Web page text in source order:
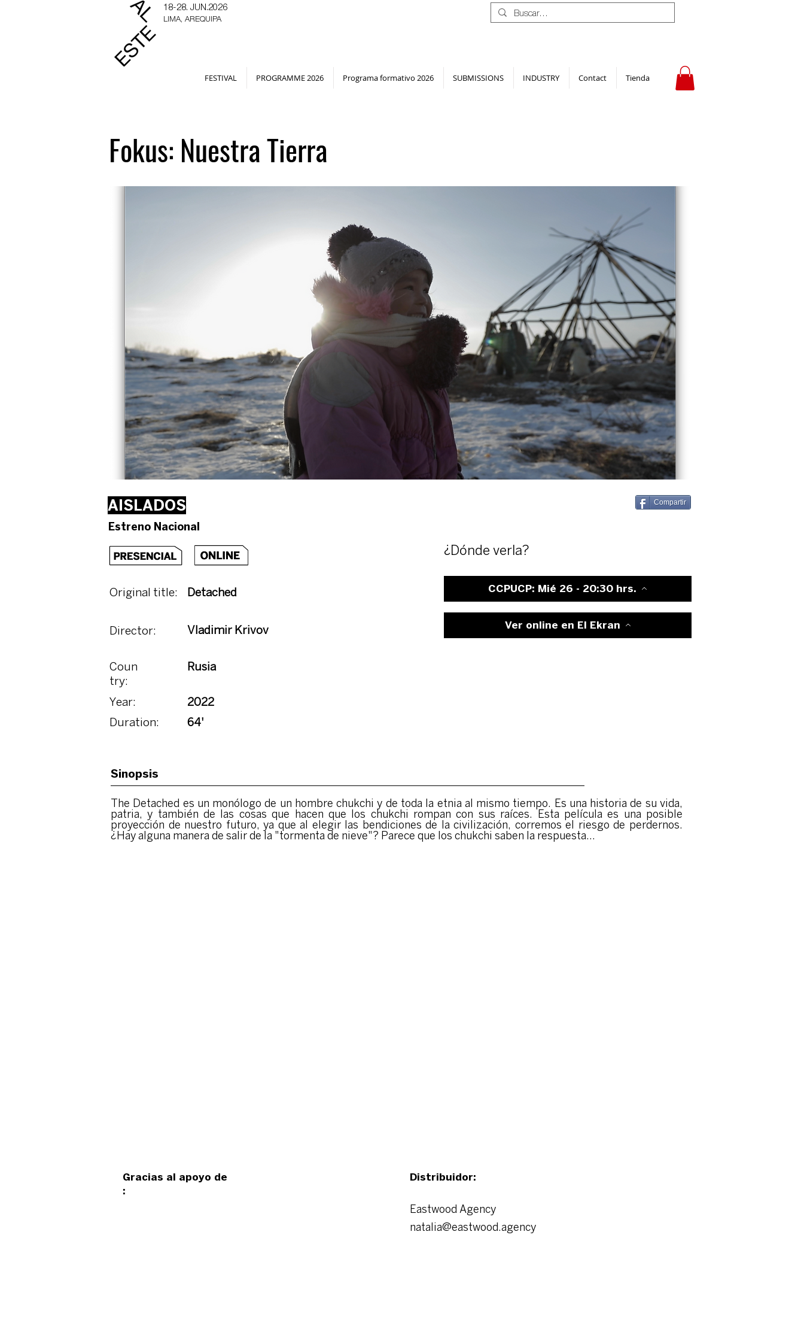
18-28. JUN.2026
LIMA, AREQUIPA
FESTIVAL PROGRAMME 2026 Programa formativo 2026 SUBMISSIONS INDUSTRY Contact Tienda
Fokus: Nuestra Tierra
AISLADOS
Estreno Nacional
Original title:
Director:
Coun
try:
Year:
Duration:
Detached
Vladimir Krivov
Rusia
2022
64'
Compartir
¿Dónde verla?
CCPUCP: Mié 26 - 20:30 hrs.
Ver online en El Ekran
Sinopsis
The Detached es un monólogo de un hombre chukchi y de toda la etnia al mismo tiempo. Es una historia de su vida,
patria, y también de las cosas que hacen que los chukchi rompan con sus raíces. Esta película es una posible
proyección de nuestro futuro, ya que al elegir las bendiciones de la civilización, corremos el riesgo de perdernos.
¿Hay alguna manera de salir de la "tormenta de nieve"? Parece que los chukchi saben la respuesta…
Gracias al apoyo de
:
Distribuidor:
Eastwood Agency
natalia@eastwood.agency